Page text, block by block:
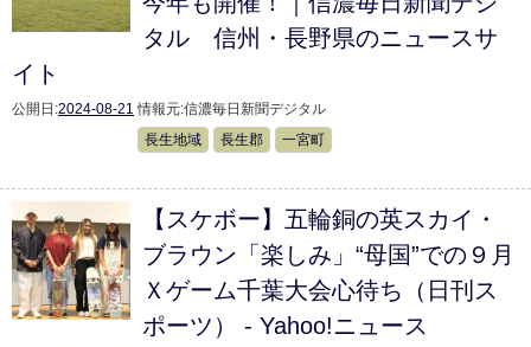
タル 信州・長野県のニュースサ
イト
公開日:2024-08-21 情報元:信濃毎日新聞デジタル
長生地域
長生郡 一宮町
【スケボー】五輪銅の英スカイ・
ブラウン「楽しみ」“母国”での９月
Ｘゲーム千葉大会心待ち（日刊ス
ポーツ） - Yahoo!ニュース